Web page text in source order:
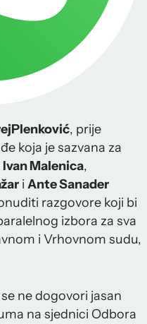
Plenković, prije
koja je sazvana za
Ivan Malenica,
i Ante Sanader
razgovore koji bi
izbora za sva
i Vrhovnom sudu,
ne dogovori jasan
na sjednici Odbora